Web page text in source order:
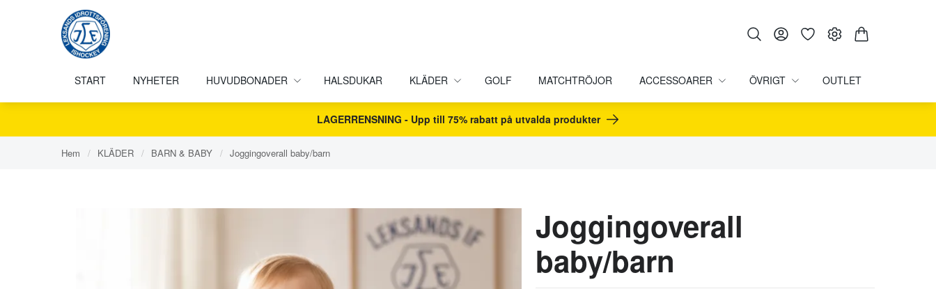
START NYHETER HUVUDBONADER HALSDUKAR KLÄDER GOLF MATCHTRÖJOR ACCESSOARER ÖVRIGT OUTLET
LAGERRENSNING - Upp till 75% rabatt på utvalda produkter
Hem / KLÄDER / BARN & BABY / Joggingoverall baby/barn
Joggingoverall
baby/barn